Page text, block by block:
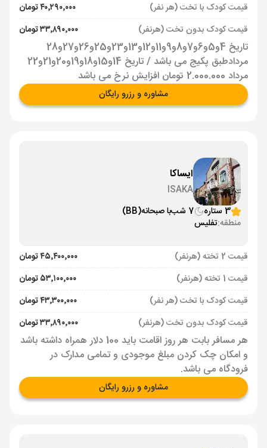
قیمت کودک با تخت (هر نفر)
۴۰٬۲۹۰٬۰۰۰ تومان
قیمت کودک بدون تخت (هرنفر)
۳۳٬۸۹۰٬۰۰۰ تومان
تاریخ 4و5و6و7و8و9و11و12و13و23و25و26و27و28
مردادطبق پکیج می باشد / تاریخ 14و15و18و19و20و21و22
مرداد 2.000.000 تومان افزایش نرخ می باشد
مشاوره و رزرو رایگان
ایساکا
ISAKA
3 ستاره
7 شب با صبحانه(BB)
منطقه:تفلیس
قیمت 2 تخته (هرنفر)
۴۵٬۴۰۰٬۰۰۰ تومان
قیمت 1 تخته (هرنفر)
۵۳٬۱۰۰٬۰۰۰ تومان
قیمت کودک با تخت (هر نفر)
۴۳٬۳۰۰٬۰۰۰ تومان
قیمت کودک بدون تخت (هرنفر)
۳۳٬۸۹۰٬۰۰۰ تومان
هر مسافر بابت هر روز اقامت باید 100 دلار همراه داشته باشد
و امکان چک کردن مبلغ موجودی و تمامی مدارک در
فرودگاه می باشد.
مشاوره و رزرو رایگان